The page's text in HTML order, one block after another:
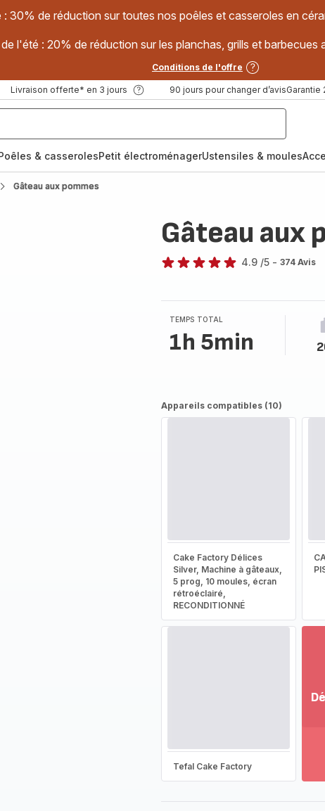
30% de réduction sur toutes nos poêles et casseroles en
l'été : 20% de réduction sur les planchas, grills et barbecues
Conditions de l'offre
Livraison offerte* en 3 jours 90 jours pour changer d’avisGarantie
& casserolesPetit électroménagerUstensiles & moules
Gâteau aux pommes
Gâteau aux
4.9 /5 - 374 Avis
TEMPS TOTAL
1h 5min
Appareils compatibles (10)
Cake Factory Délices
Silver, Machine à gâteaux,
5 prog, 10 moules, écran
rétroéclairé,
RECONDITIONNÉ
Tefal Cake Factory
la